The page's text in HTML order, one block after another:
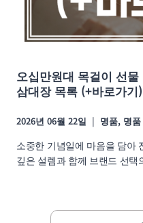
오십만원대 목걸이 선
삼대장 목록 (+바로가기)
2026년 06월 22일 명품, 명
소중한 기념일에 마음을 담아
깊은 설렘과 함께 브랜드 선